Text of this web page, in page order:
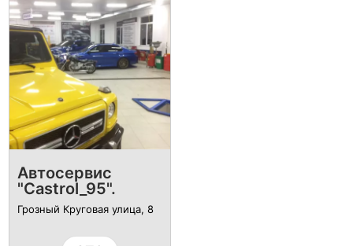
Автосервис
"Castrol_95".
Грозный Круговая улица, 8